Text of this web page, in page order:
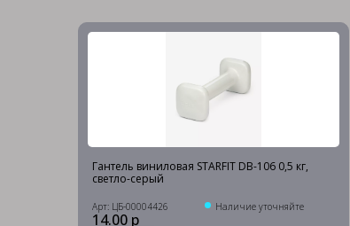
Гантель виниловая STARFIT DB-106 0,5 кг,
светло-серый
Арт: ЦБ-00004426 Наличие уточняйте
14.00 р